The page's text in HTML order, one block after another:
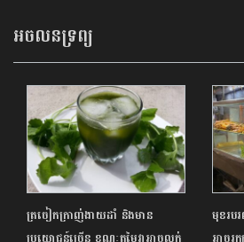
អចលនទ្រព្យ
ត្រចៀកក្រាញ់ងាយដាំ និងមាន
មុខរប